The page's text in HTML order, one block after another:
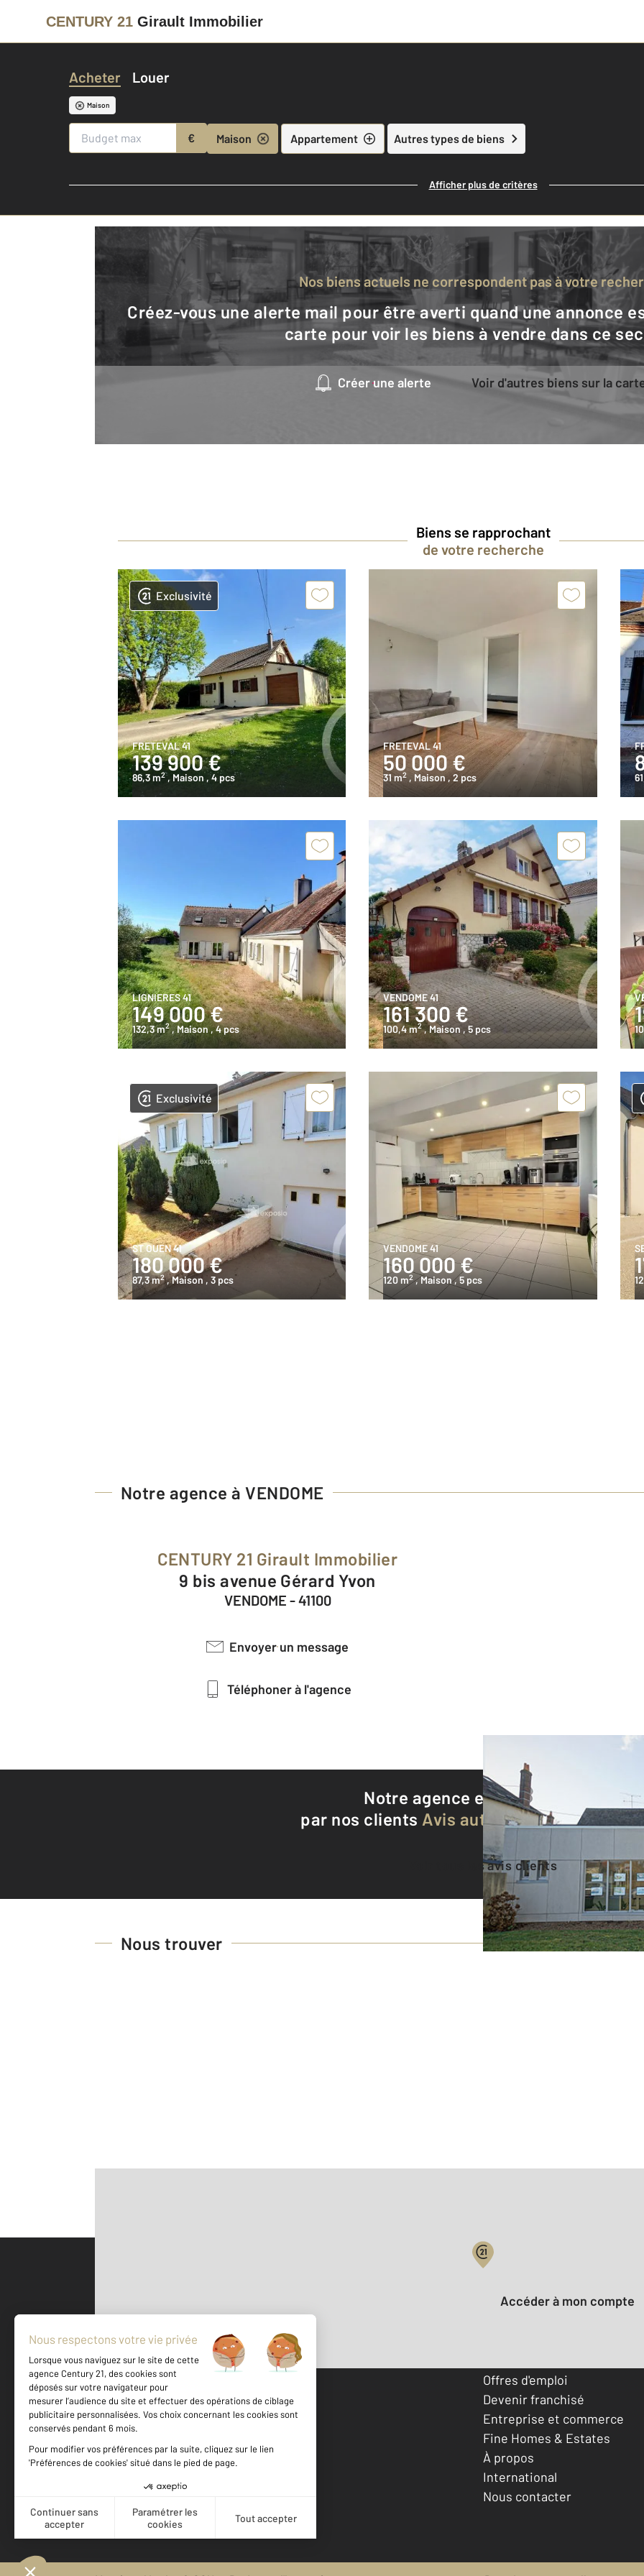
CENTURY 21 Girault Immobilier
Acheter Louer
Maison
€ Maison Appartement Autres types de biens
Afficher plus de critères
Nos biens actuels ne correspondent pas à votre
Créez-vous une alerte mail pour être averti quand une annonce est en ligne et consultez la
carte pour voir les biens à vendre dans ce
Créer une alerte Voir d'autres biens sur la
Biens se rapprochant
de votre recherche
Exclusivité
FRETEVAL 41
139 900 €
86,3 m2 , Maison, 4 pcs
FRETEVAL 41
50 000 €
31 m2 , Maison, 2 pcs
LIGNIERES 41
149 000 €
132,3 m2 , Maison, 4 pcs
VENDOME 41
161 300 €
100,4 m2 , Maison , 5 pcs
Exclusivité
ST OUEN 41
180 000 €
87,3 m2 , Maison , 3 pcs
VENDOME 41
160 000 €
120 m2 , Maison, 5 pcs
Notre agence à VENDOME
CENTURY 21 Girault Immobilier
9 bis avenue Gérard Yvon
VENDOME - 41100
Envoyer un message
Téléphoner à l'agence
Notre agence est notée
par nos clients Avis authentifiés par
Voir tous les avis clients
Nous trouver
500 m ©Mappy
Votre compte :
Accéder à mon compte
Votre agence est notée
Achat
Offres d'emploi
Devenir franchisé
Entreprise et commerce
Fine Homes & Estates
À propos
International
Nous contacter